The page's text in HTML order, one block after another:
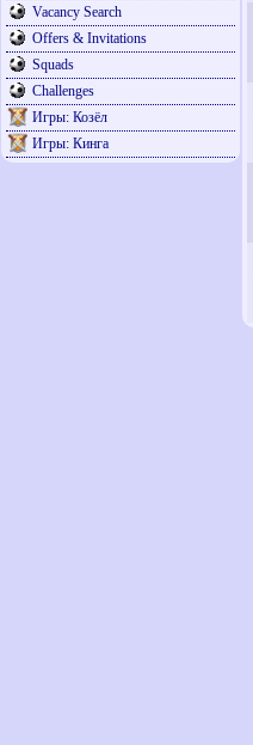
Vacancy Search
Offers & Invitations
Squads
Challenges
Игры: Козёл
Игры: Кинга